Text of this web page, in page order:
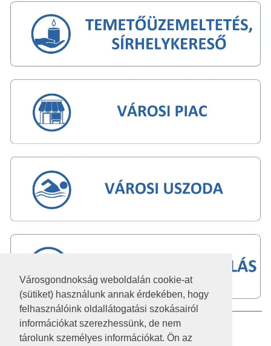
Városgondnokság weboldalán cookie-at
(sütiket) használunk annak érdekében, hogy
felhasználóink oldallátogatási szokásairól
információkat szerezhessünk, de nem
tárolunk személyes információkat. Ön az
IMPRESSZUM